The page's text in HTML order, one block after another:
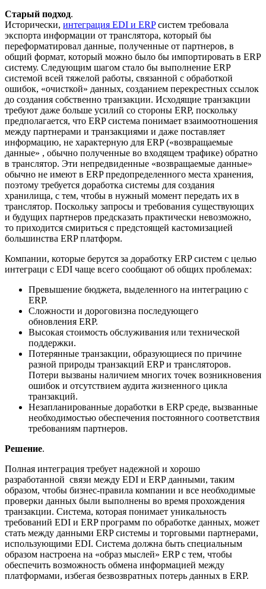
Старый подход.
Исторически, интеграция EDI и ERPсистем требовала
экспорта информации от транслятора, который бы
переформатировал данные, полученные от партнеров, в
общий формат, который можно было бы импортировать в ERP
систему. Следующим шагом стало бы выполнение ERP
системой всей тяжелой работы, связанной с обработкой
ошибок, «очисткой» данных, созданием перекрестных ссылок
до создания собственно транзакции. Исходящие транзакции
требуют даже больше усилий со стороны ERP, поскольку
предполагается, что ERP система понимает взаимоотношения
между партнерами и транзакциями и даже поставляет
информацию, не характерную для ERP («возвращаемые
данные» , обычно полученные во входящем трафике) обратно
в транслятор. Эти непредвиденные «возвращаемые данные»
обычно не имеют в ERP предопределенного места хранения,
поэтому требуется доработка системы для создания
хранилища, с тем, чтобы в нужный момент передать их в
транслятор. Поскольку запросы и требования существующих
и будущих партнеров предсказать практически невозможно,
то приходится смириться с предстоящей кастомизацией
большинства ERP платформ.
Компании, которые берутся за доработку ERP систем с целью
интеграци с EDI чаще всего сообщают об общих проблемах:
Превышение бюджета, выделенного на интеграцию с
ERP.
Сложности и дороговизна последующего
обновления ERP.
Высокая стоимость обслуживания или технической
поддержки.
Потерянные транзакции, образующиеся по причине
разной природы транзакций ERP и трансляторов.
Потери вызваны наличием многих точек возникновения
ошибок и отсутствием аудита жизненного цикла
транзакций.
Незапланированные доработки в ЕRP среде, вызванные
необходимостью обеспечения постоянного соответствия
требованиям партнеров.
Решение.
Полная интеграция требует надежной и хорошо
разработанной связи между EDI и ERP данными, таким
образом, чтобы бизнес-правила компании и все необходимые
проверки данных были выполнены во время прохождения
транзакции. Система, которая понимает уникальность
требований EDI и ERP программ по обработке данных, может
стать между данными ERP системы и торговыми партнерами,
использующими EDI. Система должна быть специальным
образом настроена на «образ мыслей» ERP с тем, чтобы
обеспечить возможность обмена информацией между
платформами, избегая безвозвратных потерь данных в ERP.